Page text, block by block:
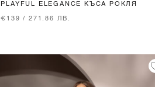
PLAYFUL ELEGANCE КЪСА РОКЛЯ
€139 / 271.86 ЛВ.